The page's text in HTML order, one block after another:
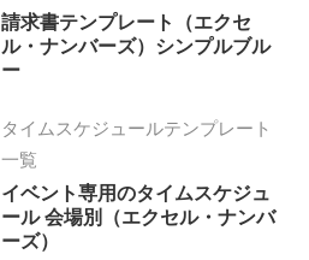
請求書テンプレート（エクセ
ル・ナンバーズ）シンプルブル
ー
タイムスケジュールテンプレート
一覧
イベント専用のタイムスケジュ
ール 会場別（エクセル・ナンバ
ーズ）